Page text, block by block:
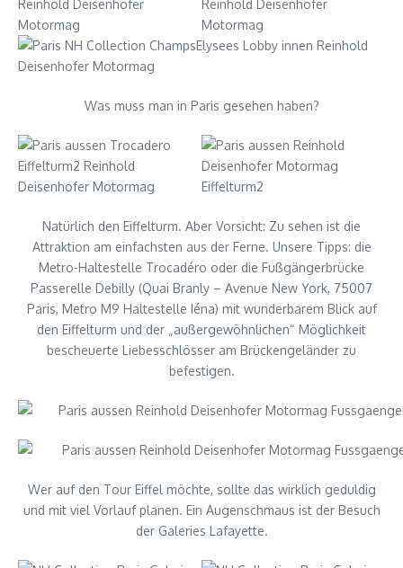
Was muss man in Paris gesehen haben?
Natürlich den Eiffelturm. Aber Vorsicht: Zu sehen ist die
Attraktion am einfachsten aus der Ferne. Unsere Tipps: die
Metro-Haltestelle Trocadéro oder die Fußgängerbrücke
Passerelle Debilly (Quai Branly – Avenue New York, 75007
Paris, Metro M9 Haltestelle Iéna) mit wunderbarem Blick auf
den Eiffelturm und der „außergewöhnlichen“ Möglichkeit
bescheuerte Liebesschlösser am Brückengeländer zu
befestigen.
Wer auf den Tour Eiffel möchte, sollte das wirklich geduldig
und mit viel Vorlauf planen. Ein Augenschmaus ist der Besuch
der Galeries Lafayette.